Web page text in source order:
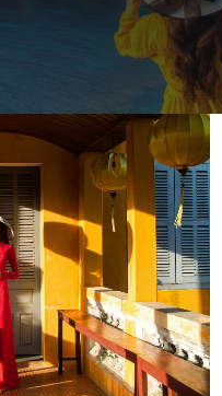
Kèm buffet ăn sáng